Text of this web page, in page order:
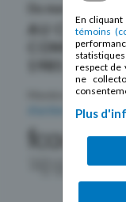
Du mardi au samedi
AU CŒUR
Membre de la
d’action bénévole
En cliquant
témoins
respect de
ne
Plus